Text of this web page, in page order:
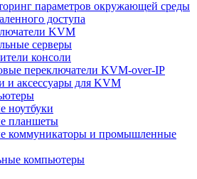
параметров окружающей среды
доступа
KVM
серверы
консоли
переключатели KVM-over-IP
и аксессуары для KVM
ноутбуки
планшеты
коммуникаторы и промышленные
компьютеры